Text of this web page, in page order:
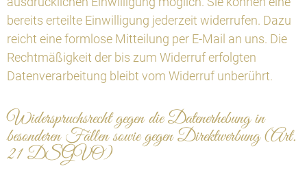
bereits erteilte Einwilligung jederzeit widerrufen. Dazu
reicht eine formlose Mitteilung per E-Mail an uns. Die
Rechtmäßigkeit der bis zum Widerruf erfolgten
Datenverarbeitung bleibt vom Widerruf unberührt.
Widerspruchsrecht gegen die Datenerhebung in
besonderen Fällen sowie gegen Direktwerbung (Art.
21 DSGVO)